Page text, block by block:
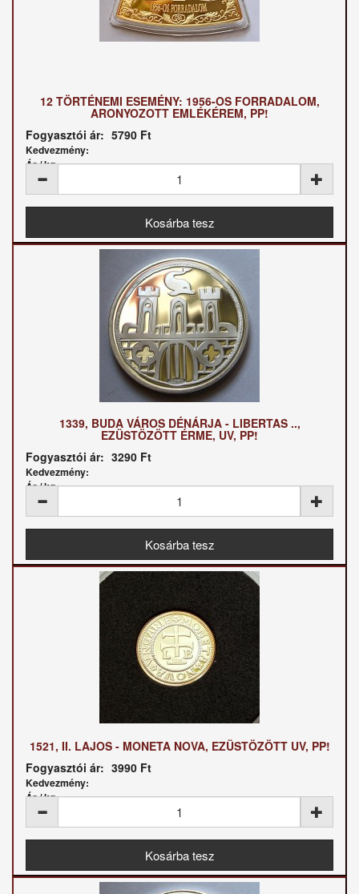
12 TÖRTÉNEMI ESEMÉNY: 1956-OS FORRADALOM,
ARONYOZOTT EMLÉKÉREM, PP!
Fogyasztói ár: 5790 Ft
Kedvezmény:
Ár / kg:
1339, BUDA VÁROS DÉNÁRJA - LIBERTAS ..,
EZÜSTÖZÖTT ÉRME, UV, PP!
Fogyasztói ár: 3290 Ft
Kedvezmény:
Ár / kg:
1521, II. LAJOS - MONETA NOVA, EZÜSTÖZÖTT UV, PP!
Fogyasztói ár: 3990 Ft
Kedvezmény:
Ár / kg: